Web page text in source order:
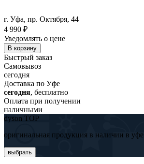
г. Уфа, пр. Октября, 44
4 990 ₽
Уведомлять о цене
В корзину
Быстрый заказ
Самовывоз
сегодня
Доставка по Уфе
сегодня, бесплатно
Оплата при получении
наличными
dyson TOP
оригинальная продукция в наличии в уфе
выбрать